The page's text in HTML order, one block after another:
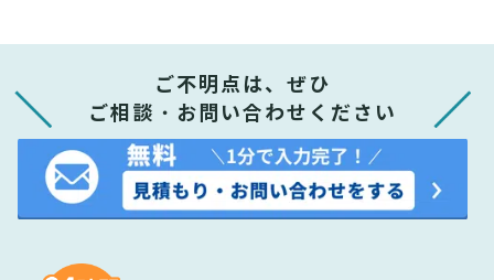
ご不明点は、ぜひ
ご相談・お問い合わせください